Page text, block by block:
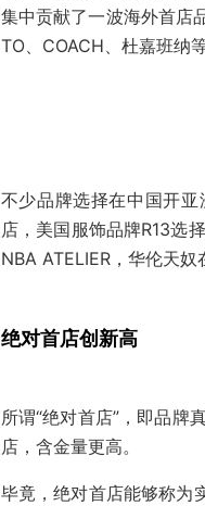
集中贡献了一波海外首店
TO、COACH、杜嘉班纳等
不少品牌选择在中国开
店，美国服饰品牌R13选
NBA ATELIER，华伦天奴
绝对首店创新高
所谓“绝对首店”，即品牌
店，含金量更高。
毕竟，绝对首店能够称为